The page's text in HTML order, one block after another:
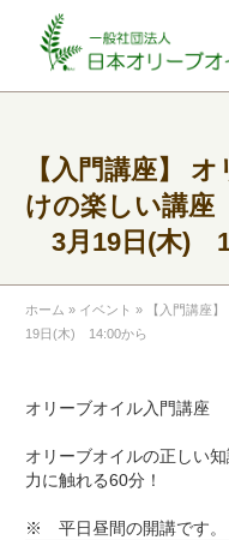
【入門講座】
けの楽しい講座
3月19日(木)
ホーム » イベント »
【入門講座
19日(木) 14:00から
オリーブオイル入門講座
オリーブオイルの正しい
力に触れる60分！
※ 平日昼間の開講です。